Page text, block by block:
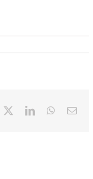
LinkedInWhatsApp